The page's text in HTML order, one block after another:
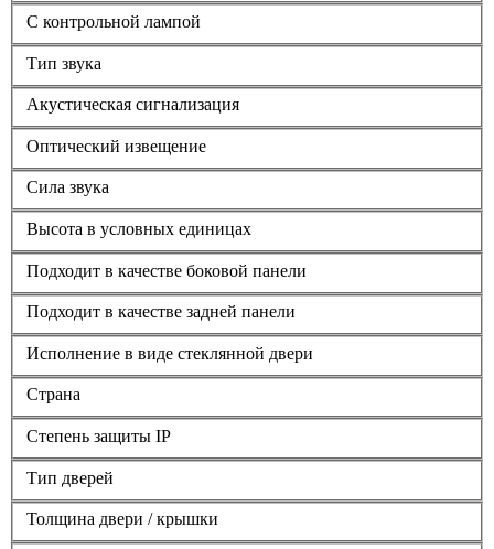
С контрольной лампой
Тип звука
Акустическая сигнализация
Оптический извещение
Сила звука
Высота в условных единицах
Подходит в качестве боковой панели
Подходит в качестве задней панели
Исполнение в виде стеклянной двери
Страна
Степень защиты IP
Тип дверей
Толщина двери / крышки